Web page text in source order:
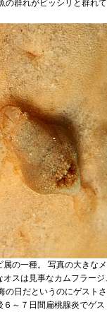
の群れがビッシリと群れ
属の一種。 写真の大きな
スは見事なカムフラー
の日だというのにゲスト
～７日間扁桃腺炎でゲ